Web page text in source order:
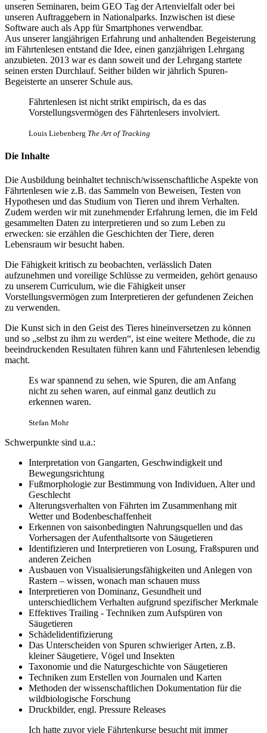
unseren Seminaren, beim GEO Tag der Artenvielfalt oder bei
unseren Auftraggebern in Nationalparks. Inzwischen ist diese
Software auch als App für Smartphones verwendbar.
Aus unserer langjährigen Erfahrung und anhaltenden Begeisterung
im Fährtenlesen entstand die Idee, einen ganzjährigen Lehrgang
anzubieten. 2013 war es dann soweit und der Lehrgang startete
seinen ersten Durchlauf. Seither bilden wir jährlich Spuren-
Begeisterte an unserer Schule aus.
Fährtenlesen ist nicht strikt empirisch, da es das
Vorstellungsvermögen des Fährtenlesers involviert.
Louis Liebenberg The Art of Tracking
Die Inhalte
Die Ausbildung beinhaltet technisch/wissenschaftliche Aspekte von
Fährtenlesen wie z.B. das Sammeln von Beweisen, Testen von
Hypothesen und das Studium von Tieren und ihrem Verhalten.
Zudem werden wir mit zunehmender Erfahrung lernen, die im Feld
gesammelten Daten zu interpretieren und so zum Leben zu
erwecken: sie erzählen die Geschichten der Tiere, deren
Lebensraum wir besucht haben.
Die Fähigkeit kritisch zu beobachten, verlässlich Daten
aufzunehmen und voreilige Schlüsse zu vermeiden, gehört genauso
zu unserem Curriculum, wie die Fähigkeit unser
Vorstellungsvermögen zum Interpretieren der gefundenen Zeichen
zu verwenden.
Die Kunst sich in den Geist des Tieres hineinversetzen zu können
und so „selbst zu ihm zu werden“, ist eine weitere Methode, die zu
beeindruckenden Resultaten führen kann und Fährtenlesen lebendig
macht.
Es war spannend zu sehen, wie Spuren, die am Anfang
nicht zu sehen waren, auf einmal ganz deutlich zu
erkennen waren.
Stefan Mohr
Schwerpunkte sind u.a.:
Interpretation von Gangarten, Geschwindigkeit und
Bewegungsrichtung
Fußmorphologie zur Bestimmung von Individuen, Alter und
Geschlecht
Alterungsverhalten von Fährten im Zusammenhang mit
Wetter und Bodenbeschaffenheit
Erkennen von saisonbedingten Nahrungsquellen und das
Vorhersagen der Aufenthaltsorte von Säugetieren
Identifizieren und Interpretieren von Losung, Fraßspuren und
anderen Zeichen
Ausbauen von Visualisierungsfähigkeiten und Anlegen von
Rastern – wissen, wonach man schauen muss
Interpretieren von Dominanz, Gesundheit und
unterschiedlichem Verhalten aufgrund spezifischer Merkmale
Effektives Trailing - Techniken zum Aufspüren von
Säugetieren
Schädelidentifizierung
Das Unterscheiden von Spuren schwieriger Arten, z.B.
kleiner Säugetiere, Vögel und Insekten
Taxonomie und die Naturgeschichte von Säugetieren
Techniken zum Erstellen von Journalen und Karten
Methoden der wissenschaftlichen Dokumentation für die
wildbiologische Forschung
Druckbilder, engl. Pressure Releases
Ich hatte zuvor viele Fährtenkurse besucht mit immer